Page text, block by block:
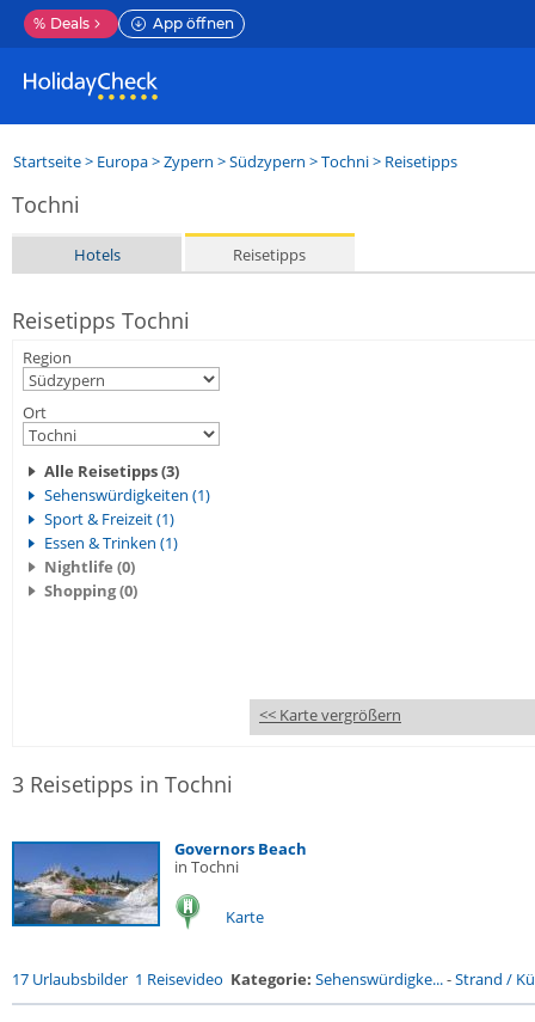
% Deals App öffnen
Startseite> Europa>Zypern >Südzypern >Tochni> Reisetipps
Tochni
Hotels Reisetipps
Reisetipps Tochni
Region
Ort
Alle Reisetipps (3)
Sehenswürdigkeiten (1)
Sport & Freizeit (1)
Essen & Trinken (1)
Nightlife (0)
Shopping (0)
<< Karte vergrößern
3 Reisetipps in Tochni
Governors Beach
in Tochni
Karte
17 Urlaubsbilder 1 Reisevideo Kategorie: Sehenswürdigke...-Strand /